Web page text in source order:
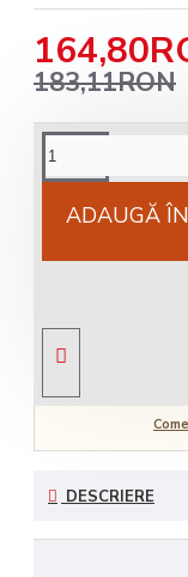
183,11RON
ADAUGĂ
Cost
DESCRIERE